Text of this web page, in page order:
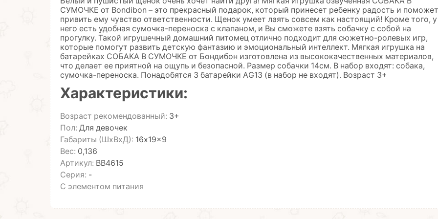
СУМОЧКЕ от Bondibon – это прекрасный подарок, который принесет ребенку радость и поможет
привить ему чувство ответственности. Щенок умеет лаять совсем как настоящий! Кроме того, у
него есть удобная сумочка-переноска с клапаном, и Вы сможете взять собачку с собой на
прогулку. Такой игрушечный домашний питомец отлично подходит для сюжетно-ролевых игр,
которые помогут развить детскую фантазию и эмоциональный интеллект. Мягкая игрушка на
батарейках СОБАКА В СУМОЧКЕ от Бондибон изготовлена из высококачественных материалов,
что делает ее приятной на ощупь и безопасной. Размер собачки 14см. В набор входят: собака,
сумочка-переноска. Понадобятся 3 батарейки АG13 (в набор не входят). Возраст 3+
Характеристики:
Возраст рекомендованный: 3+
Пол: Для девочек
Габариты (ШхВхД): 16x19x9
Вес: 0,136
Артикул: ВВ4615
Серия: -
С элементом питания